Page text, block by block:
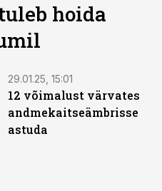
hoida
29.01.25, 15:01
12 võimalust värvates
andmekaitseämbrisse
astuda